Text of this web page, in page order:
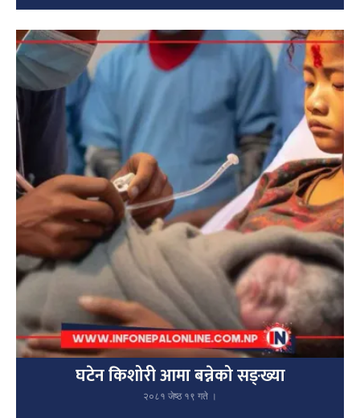
घटेन किशोरी आमा बन्नेको सङ्ख्या
२०८१ जेष्ठ १९ गते ।